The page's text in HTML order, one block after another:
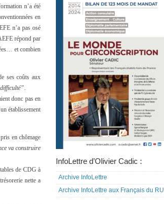
n’a été
en
n’a pas osé
répond par
et combien
ses coûts aux
.
donc pas en
établissement
en chômage
va construire
de CDG à
nette a
InfoLettre d’Olivier Cadic :
Archive InfoLettre
Archive InfoLettre aux Français du RU